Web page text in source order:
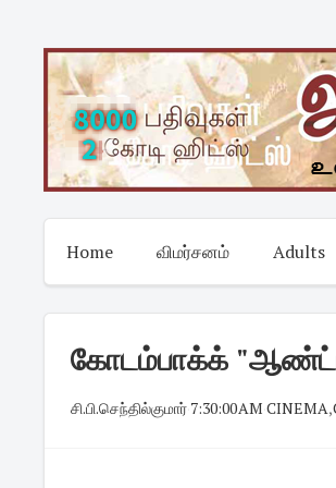
content
Home விமர்சனம் Adults
கோடம்பாக்க்
சி.பி.செந்தில்குமார் 7:30:00 AM ·CINEMA,